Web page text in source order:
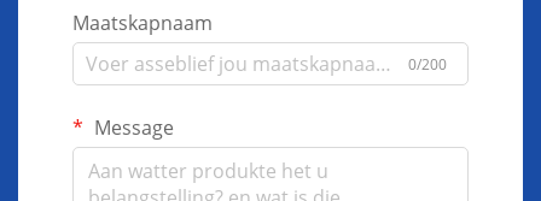
Maatskapnaam
0/200
Message